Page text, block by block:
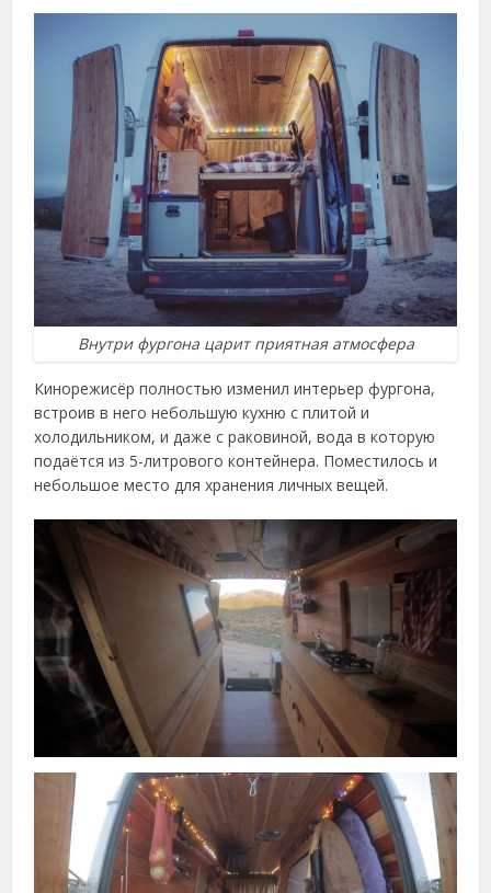
Внутри фургона царит приятная атмосфера
Кинорежисёр полностью изменил интерьер фургона,
встроив в него небольшую кухню с плитой и
холодильником, и даже с раковиной, вода в которую
подаётся из 5-литрового контейнера. Поместилось и
небольшое место для хранения личных вещей.